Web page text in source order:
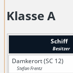
Klasse A
Schiff
Besitzer
Damkerort (SC 12)
Stefan Frentz